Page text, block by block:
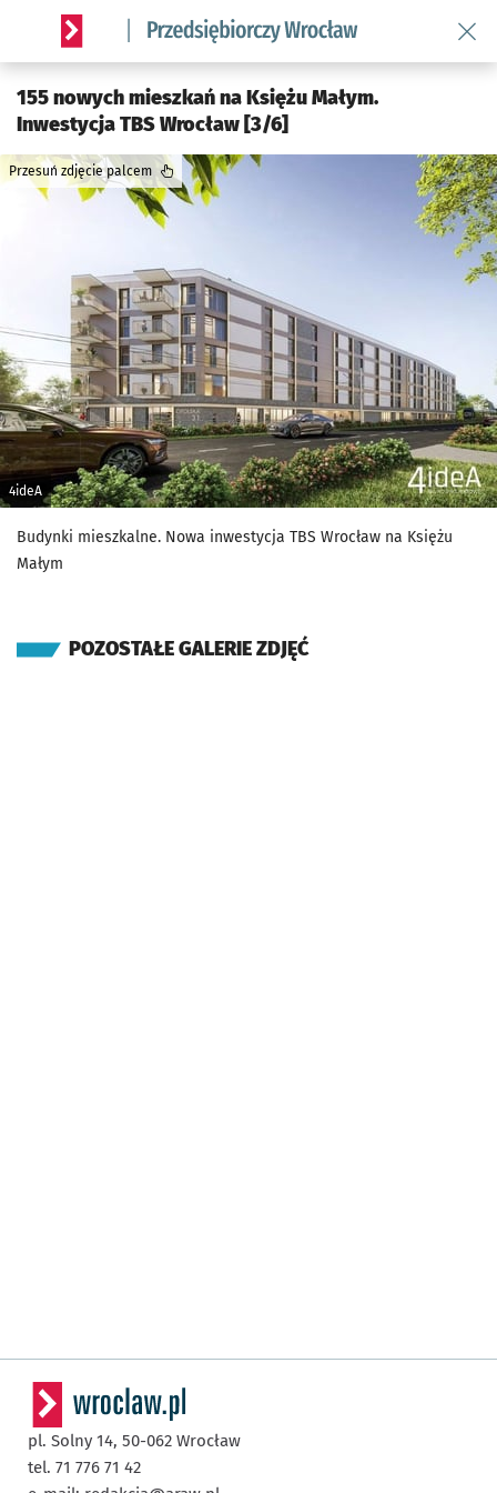
Serwis informacyjny wroclaw.pl podserwis: Strategia
155 nowych mieszkań na Księżu Małym.
Inwestycja TBS Wrocław [3/6]
4ideA
Przesuń zdjęcie palcem
Budynki mieszkalne. Nowa inwestycja TBS Wrocław na Księżu
Małym
POZOSTAŁE GALERIE ZDJĘĆ
pl. Solny 14, 50-062 Wrocław
tel. 71 776 71 42